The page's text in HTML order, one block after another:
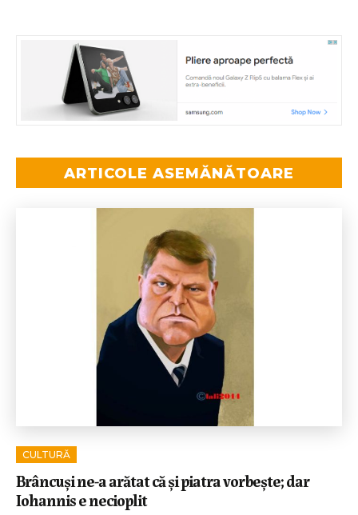
ARTICOLE ASEMĂNĂTOARE
CULTURĂ
Brâncuși ne-a arătat că și piatra vorbește; dar
Iohannis e necioplit